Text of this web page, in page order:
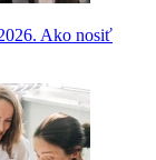
Ako nosiť